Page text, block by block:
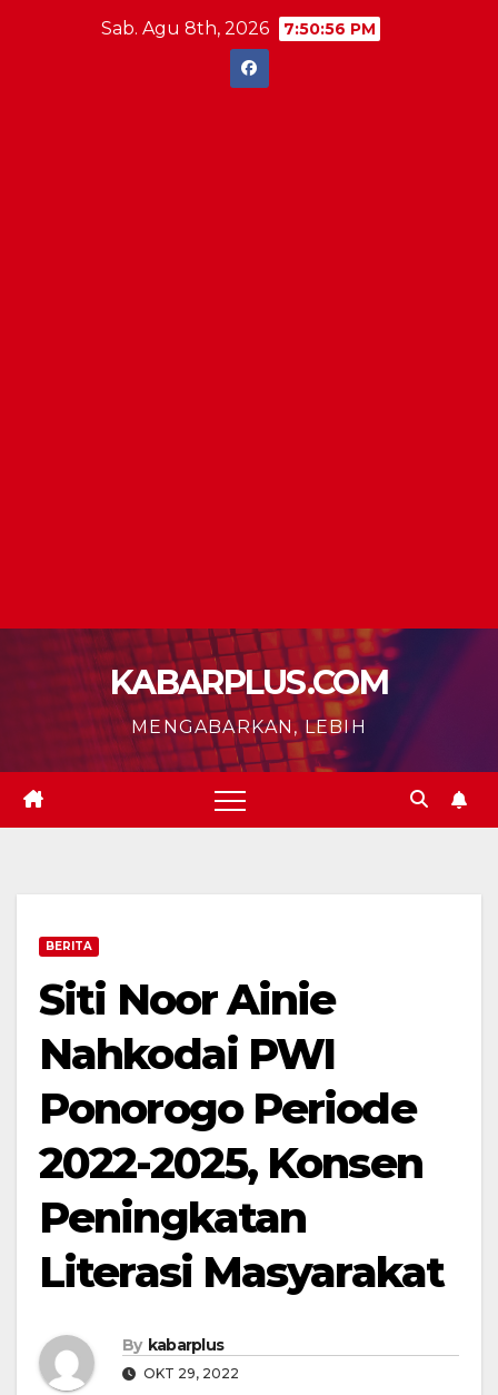
Sab. Agu 8th, 2026 7:50:57 PM
KABARPLUS.COM
MENGABARKAN, LEBIH
BERITA
Siti Noor Ainie
Nahkodai PWI
Ponorogo Periode
2022-2025, Konsen
Peningkatan
Literasi Masyarakat
By kabarplus
OKT 29, 2022